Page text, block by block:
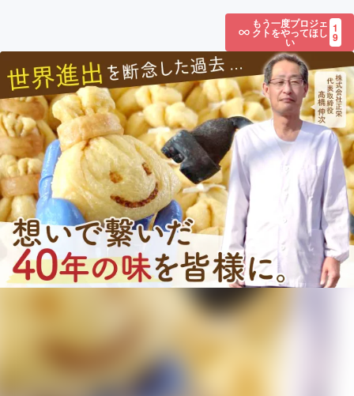
もう一度プロジェ
クトをやってほし
い
1
9